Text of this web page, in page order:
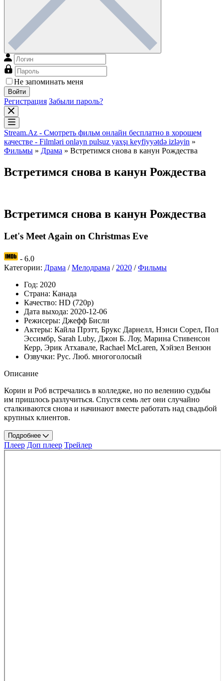
Не запоминать меня
Войти
Регистрация Забыли пароль?
Stream.Az - Смотреть фильм онлайн бесплатно в хорошем
качестве - Filmləri onlayn pulsuz yaxşı keyfiyyətdə izləyin »
Фильмы » Драма » Встретимся снова в канун Рождества
Встретимся снова в канун Рождества
Встретимся снова в канун Рождества
Let's Meet Again on Christmas Eve
- 6.0
Категории: Драма /Мелодрама / 2020 /Фильмы
Год: 2020
Страна: Канада
Качество: HD (720p)
Дата выхода: 2020-12-06
Режисеры: Джефф Бисли
Актеры: Кайла Прэтт, Брукс Дарнелл, Нэнси Сорел, Пол
Эссимбр, Sarah Luby, Джон Б. Лоу, Марина Стивенсон
Керр, Эрик Атхавале, Rachael McLaren, Хэйзел Вензон
Озвучки: Рус. Люб. многоголосый
Описание
Корин и Роб встречались в колледже, но по велению судьбы
им пришлось разлучиться. Спустя семь лет они случайно
сталкиваются снова и начинают вместе работать над свадьбой
крупных клиентов.
Подробнее
Плеер Доп плеер Трейлер